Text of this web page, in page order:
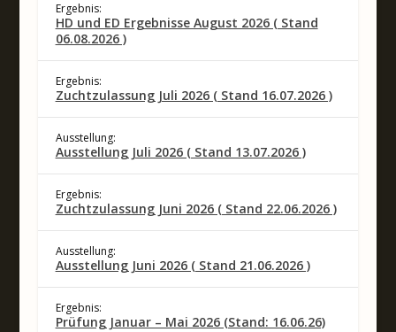
Ergebnis:
HD und ED Ergebnisse August 2026 ( Stand
06.08.2026 )
Ergebnis:
Zuchtzulassung Juli 2026 ( Stand 16.07.2026 )
Ausstellung:
Ausstellung Juli 2026 ( Stand 13.07.2026 )
Ergebnis:
Zuchtzulassung Juni 2026 ( Stand 22.06.2026 )
Ausstellung:
Ausstellung Juni 2026 ( Stand 21.06.2026 )
Ergebnis:
Prüfung Januar – Mai 2026 (Stand: 16.06.26)